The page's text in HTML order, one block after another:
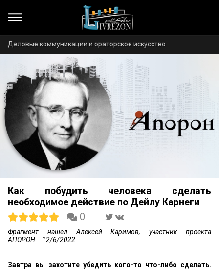
Деловые коммуникации и ораторское искусство
Как побудить человека сделать
необходимое действие по Дейлу Карнеги
0
Фрагмент нашел Алексей Каримов, участник проекта
АПОРОН
12/6/2022
Завтра вы захотите убедить кого-то что-либо сделать.